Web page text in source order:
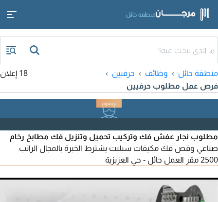
منطقة حائل
منطقة حائل وظائف
حرفيين
فرص عمل مطلوب حرفيين
18 إعلان
مطلوب نجار عفش فك وتركيب تحميل وتنزيل فك مطابخ رخام
صناعي وقص فك مكيفات سبليت يشترط الخبرة بالمجال الراتب
2500 مقر العمل حائل - حي العزيزية